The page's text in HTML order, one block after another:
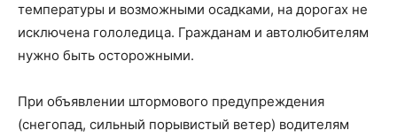
температуры и возможными осадками, на дорогах не
исключена гололедица. Гражданам и автолюбителям
нужно быть осторожными.
При объявлении штормового предупреждения
(снегопад, сильный порывистый ветер) водителям